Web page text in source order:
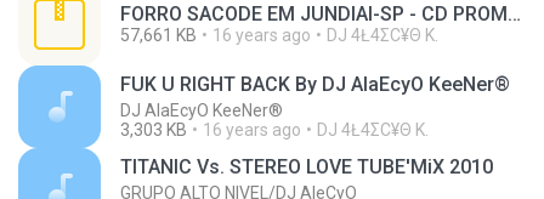
FORRO SACODE EM JUNDIAI-SP - CD PROMOCIONAL 07-05-2010.rar
57,661 KB 16 years ago DJ 4Ł4ΣС¥Θ K.
FUK U RIGHT BACK By DJ AlaEcyO KeeNer®
DJ AlaEcyO KeeNer®
3,303 KB
16 years ago DJ 4Ł4ΣС¥Θ K.
TITANIC Vs. STEREO LOVE TUBE'MiX 2010
GRUPO ALTO NIVEL/DJ AleCyO